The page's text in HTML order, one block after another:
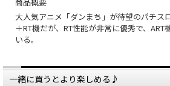
大人気アニメ「ダンまち」が待望のパチ
＋RT機だが、RT性能が非常に優秀で、ART
いる。
一緒に買うとより楽しめる♪